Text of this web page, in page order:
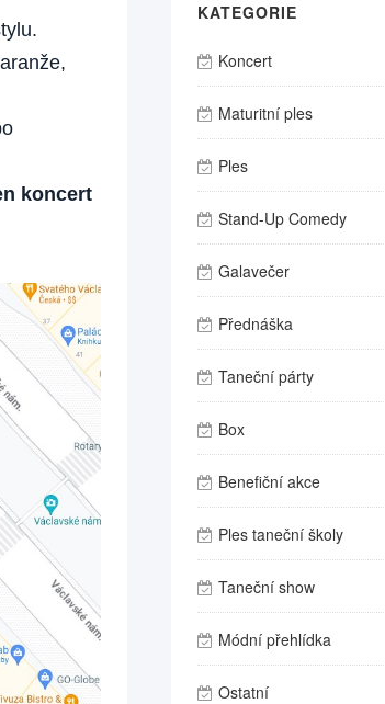
koncert
KATEGORIE
Koncert
Maturitní ples
Ples
Stand-Up Comedy
Galavečer
Přednáška
Taneční párty
Box
Benefiční akce
Ples taneční školy
Taneční show
Módní přehlídka
Ostatní